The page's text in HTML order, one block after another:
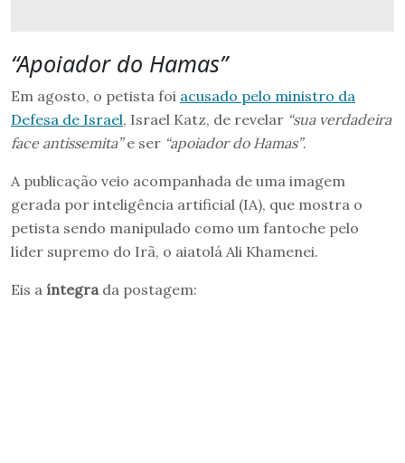
“Apoiador do Hamas”
Em agosto, o petista foi acusado pelo ministro da
Defesa de Israel, Israel Katz, de revelar “sua verdadeira
face antissemita”e ser “apoiador do Hamas”.
A publicação veio acompanhada de uma imagem
gerada por inteligência artificial (IA), que mostra o
petista sendo manipulado como um fantoche pelo
líder supremo do Irã, o aiatolá Ali Khamenei.
Eis a íntegra da postagem: